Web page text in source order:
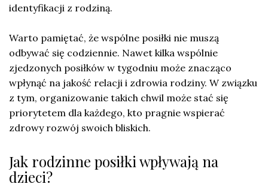
identyfikacji z rodziną.
Warto pamiętać, że wspólne posiłki nie muszą
odbywać się codziennie. Nawet kilka wspólnie
zjedzonych posiłków w tygodniu może znacząco
wpłynąć na jakość relacji i zdrowia rodziny. W związku
z tym, organizowanie takich chwil może stać się
priorytetem dla każdego, kto pragnie wspierać
zdrowy rozwój swoich bliskich.
Jak rodzinne posiłki wpływają na
dzieci?